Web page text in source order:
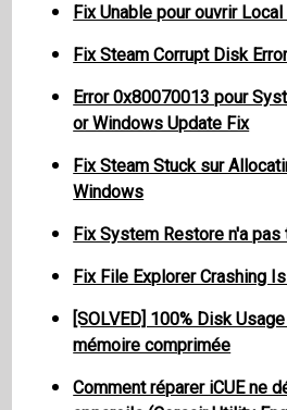
Fix Unable pour ouvrir
Fix Steam Corrupt Disk
Error 0x80070013 pour
or Windows Update Fix
Fix Steam Stuck sur
Windows
Fix System Restore n'a
Fix File Explorer Crashing
[SOLVED] 100% Disk
mémoire comprimée
Comment réparer iCUE ne